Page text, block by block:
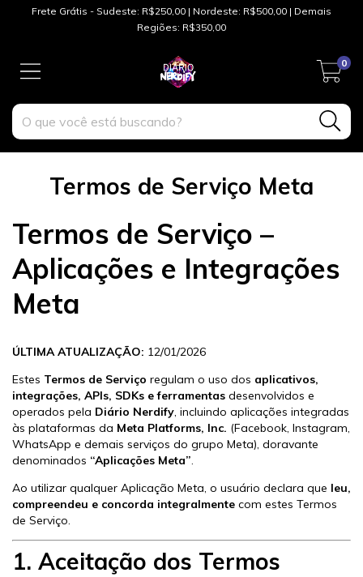
Frete Grátis - Sudeste: R$250,00 | Nordeste: R$500,00 | Demais
Regiões: R$350,00
0
Termos de Serviço Meta
Termos de Serviço –
Aplicações e Integrações
Meta
ÚLTIMA ATUALIZAÇÃO: 12/01/2026
Estes Termos de Serviço regulam o uso dos aplicativos,
integrações, APIs, SDKs e ferramentas desenvolvidos e
operados pela Diário Nerdify, incluindo aplicações integradas
às plataformas da Meta Platforms, Inc. (Facebook, Instagram,
WhatsApp e demais serviços do grupo Meta), doravante
denominados “Aplicações Meta”.
Ao utilizar qualquer Aplicação Meta, o usuário declara que leu,
compreendeu e concorda integralmente com estes Termos
de Serviço.
1. Aceitação dos Termos